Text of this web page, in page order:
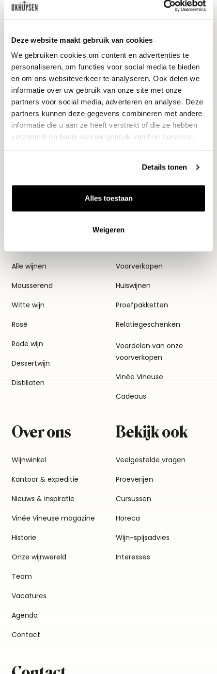
Deze website maakt gebruik van cookies
We gebruiken cookies om content en advertenties te
personaliseren, om functies voor social media te bieden
en om ons websiteverkeer te analyseren. Ook delen we
informatie over uw gebruik van onze site met onze
partners voor social media, adverteren en analyse. Deze
partners kunnen deze gegevens combineren met andere
informatie die u aan ze heeft verstrekt of die ze hebben
verzameld op basis van uw gebruik van hun services.
Details tonen
Alles toestaan
Weigeren
Blijf op de hoogte
Ontvang het laatste wijnnieuws, proeverijen en
evenementen
E-mailadres
Aanmelden
Alle wijnen
Mousserend
Witte wijn
Rosé
Rode wijn
Dessertwijn
Distillaten
Thema's
Voorverkopen
Huiswijnen
Proefpakketten
Relatiegeschenken
Voordelen van onze
voorverkopen
Vinée Vineuse
Cadeaus
Over ons
Wijnwinkel
Kantoor & expeditie
Nieuws & inspiratie
Vinée Vineuse magazine
Historie
Onze wijnwereld
Team
Vacatures
Agenda
Contact
Bekijk ook
Veelgestelde vragen
Proeverijen
Cursussen
Horeca
Wijn-spijsadvies
Interesses